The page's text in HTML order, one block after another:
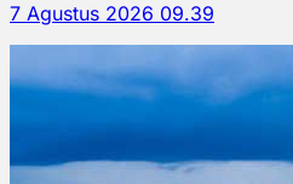
7 Agustus 2026 09.39